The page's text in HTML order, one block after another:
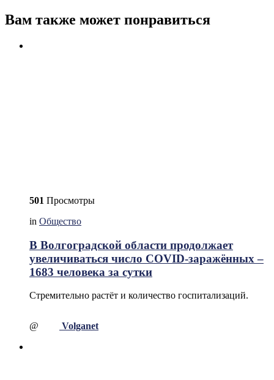
Вам также может понравиться
501 Просмотры
in Общество
В Волгоградской области продолжает
увеличиваться число COVID-заражённых –
1683 человека за сутки
Стремительно растёт и количество госпитализаций.
@ Volganet